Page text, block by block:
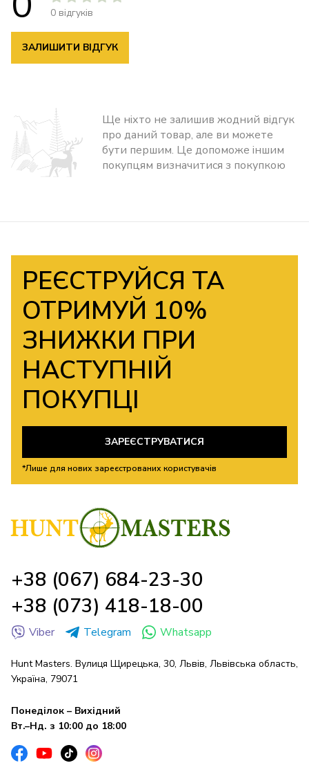
0 відгуків
ЗАЛИШИТИ ВІДГУК
Ще ніхто не залишив жодний відгук
про даний товар, але ви можете
бути першим. Це допоможе іншим
покупцям визначитися з покупкою
РЕЄСТРУЙСЯ ТА
ОТРИМУЙ 10%
ЗНИЖКИ ПРИ
НАСТУПНІЙ
ПОКУПЦІ
ЗАРЕЄСТРУВАТИСЯ
*Лише для нових зареєстрованих користувачів
+38 (067) 684-23-30
+38 (073) 418-18-00
Viber Telegram Whatsapp
Hunt Masters. Вулиця Щирецька, 30, Львів, Львівська область,
Україна, 79071
Понеділок – Вихідний
Вт.–Нд. з 10:00 до 18:00